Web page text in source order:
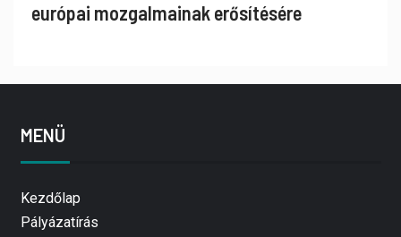
európai mozgalmainak erősítésére
MENÜ
Kezdőlap
Pályázatírás